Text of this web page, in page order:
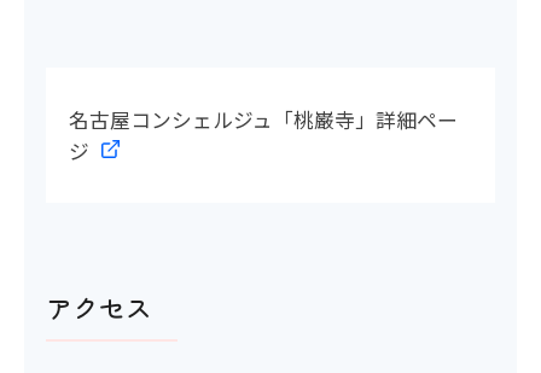
館内移動について
階段・段差
名古屋コンシェルジュ「桃巌寺」詳細ペー
ジ
アクセス